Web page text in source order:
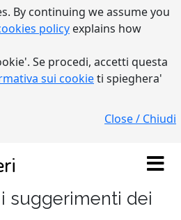
By continuing we assume you
policy explains how
Se procedi, accetti questa
sui cookieti spieghera'
Close / Chiudi
suggerimenti dei